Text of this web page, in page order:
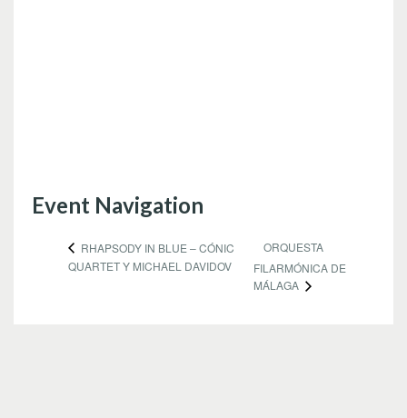
Event Navigation
RHAPSODY IN BLUE – CÓNIC
QUARTET Y MICHAEL DAVIDOV
ORQUESTA
FILARMÓNICA DE
MÁLAGA